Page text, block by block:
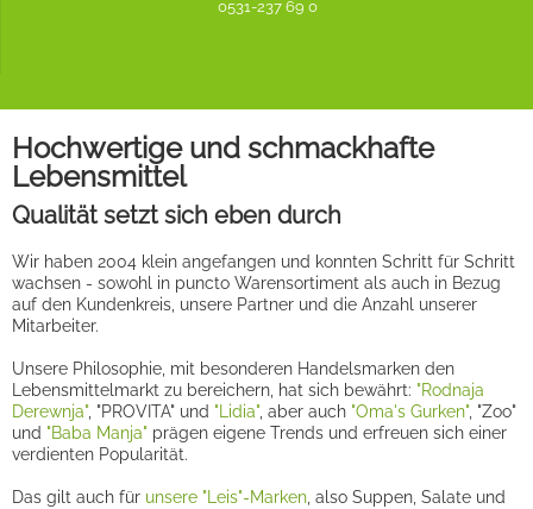
0531-237 69 0
Hochwertige und schmackhafte
Lebensmittel
Qualität setzt sich eben durch
Wir haben 2004 klein angefangen und konnten Schritt für Schritt
wachsen - sowohl in puncto Warensortiment als auch in Bezug
auf den Kundenkreis, unsere Partner und die Anzahl unserer
Mitarbeiter.
Unsere Philosophie, mit besonderen Handelsmarken den
Lebensmittelmarkt zu bereichern, hat sich bewährt: "Rodnaja
Derewnja", "PROVITA" und "Lidia", aber auch "Oma's Gurken", "Zoo"
und "Baba Manja" prägen eigene Trends und erfreuen sich einer
verdienten Popularität.
Das gilt auch für unsere "Leis"-Marken , also Suppen, Salate und